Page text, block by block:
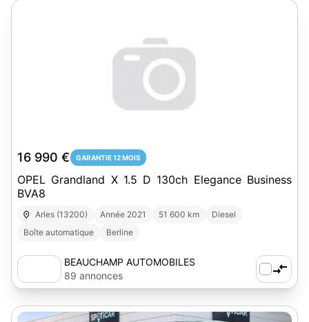
16 990 € GARANTIE 12 MOIS
OPEL Grandland X 1.5 D 130ch Elegance Business
BVA8
Arles (13200) Année 2021 51 600 km
Diesel
Boîte automatique
Berline
BEAUCHAMP AUTOMOBILES
89 annonces